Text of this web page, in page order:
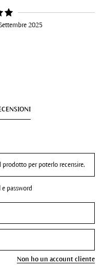
2025
prodotto per poterlo recensire.
password
Non ho un account cliente